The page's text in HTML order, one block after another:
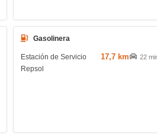
Gasolinera
Estación de Servicio
Repsol
17,7 km 22